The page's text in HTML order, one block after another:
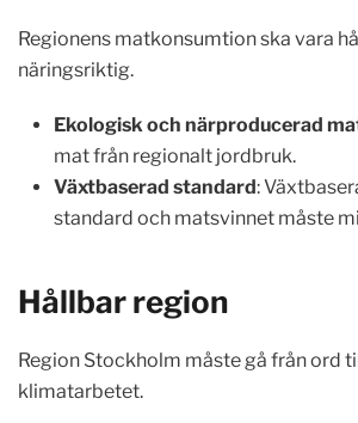
Regionens matkonsumtion ska vara
näringsriktig.
Ekologisk och närproducerad
mat från regionalt jordbruk.
Växtbaserad standard:
standard och matsvinnet måste
Hållbar region
Region Stockholm måste gå från ord
klimatarbetet.